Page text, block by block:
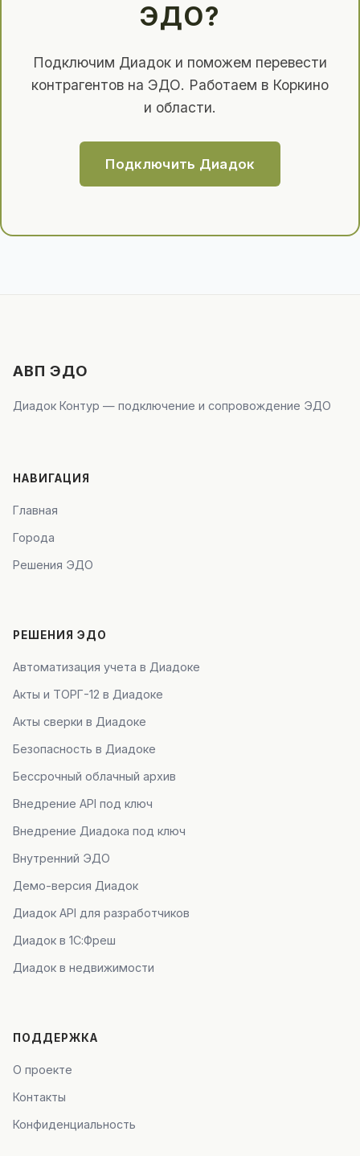
ЭДО?
Подключим Диадок и поможем перевести
контрагентов на ЭДО. Работаем в Коркино
и области.
Подключить Диадок
АВП ЭДО
Диадок Контур — подключение и сопровождение ЭДО
НАВИГАЦИЯ
Главная
Города
Решения ЭДО
РЕШЕНИЯ ЭДО
Автоматизация учета в Диадоке
Акты и ТОРГ-12 в Диадоке
Акты сверки в Диадоке
Безопасность в Диадоке
Бессрочный облачный архив
Внедрение API под ключ
Внедрение Диадока под ключ
Внутренний ЭДО
Демо-версия Диадок
Диадок API для разработчиков
Диадок в 1С:Фреш
Диадок в недвижимости
ПОДДЕРЖКА
О проекте
Контакты
Конфиденциальность